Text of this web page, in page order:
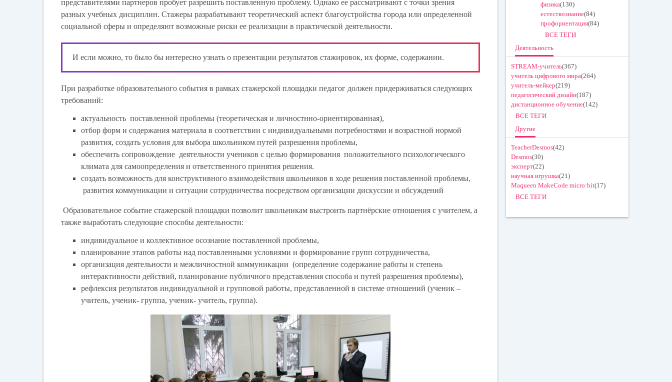
представителями партнеров пробует разрешить поставленную проблему. Однако ее рассматривают с точки зрения
разных учебных дисциплин. Стажеры разрабатывают теоретический аспект благоустройства города или определенной
социальной сферы и определяют возможные риски ее реализации в практической деятельности.
И если можно, то было бы интересно узнать о презентации результатов стажировок, их форме, содержании.
При разработке образовательного события в рамках стажерской площадки педагог должен придерживаться следующих
требований:
актуальность поставленной проблемы (теоретическая и личностнно-ориентированная),
отбор форм и содержания материала в соответствии с индивидуальными потребностями и возрастной нормой
развития, создать условия для выбора школьником путей разрешения проблемы,
обеспечить сопровождение деятельности учеников с целью формирования положительного психологического
климата для самоопределения и ответственного принятия решения.
создать возможность для конструктивного взаимодействия школьников в ходе решения поставленной проблемы,
развития коммуникации и ситуации сотрудничества посредством организации дискуссии и обсуждений
Образовательное событие стажерской площадки позволит школьникам выстроить партнёрские отношения с учителем, а
также выработать следующие способы деятельности:
индивидуальное и коллективное осознание поставленной проблемы,
планирование этапов работы над поставленными условиями и формирование групп сотрудничества,
организация деятельности и межличностной коммуникации (определение содержание работы и степень
интерактивности действий, планирование публичного представления способа и путей разрешения проблемы),
рефлексия результатов индивидуальной и групповой работы, представленной в системе отношений (ученик –
учитель, ученик- группа, ученик- учитель, группа).
физика(130)
естествознание(84)
профориентация(84)
ВСЕ ТЕГИ
Деятельность
STREAM-учитель(367)
учитель цифрового мира(264)
учитель-мейкер(219)
педагогический дизайн(187)
дистанционное обучение(142)
ВСЕ ТЕГИ
Другие
TeacherDesmos(42)
Desmos(30)
эксперт(22)
научная игрушка(21)
Maqueen MakeCode micro:bit(17)
ВСЕ ТЕГИ